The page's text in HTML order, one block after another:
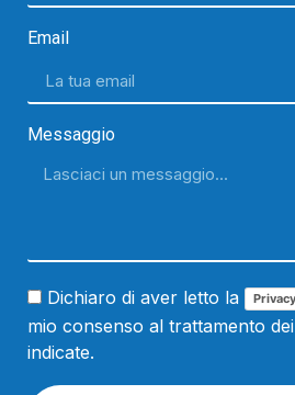
Email
Messaggio
Dichiaro di aver letto la
mio consenso al trattamento
indicate.